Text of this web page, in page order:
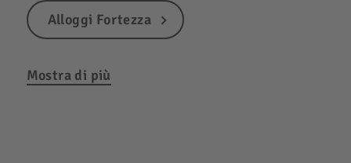
Alloggi Fortezza
Mostra di più